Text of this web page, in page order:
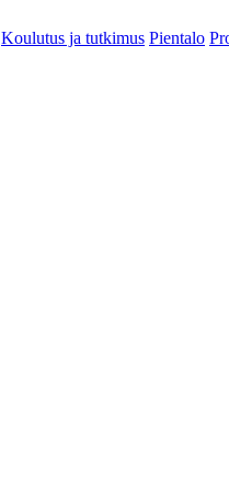
Koulutus ja tutkimus Pientalo